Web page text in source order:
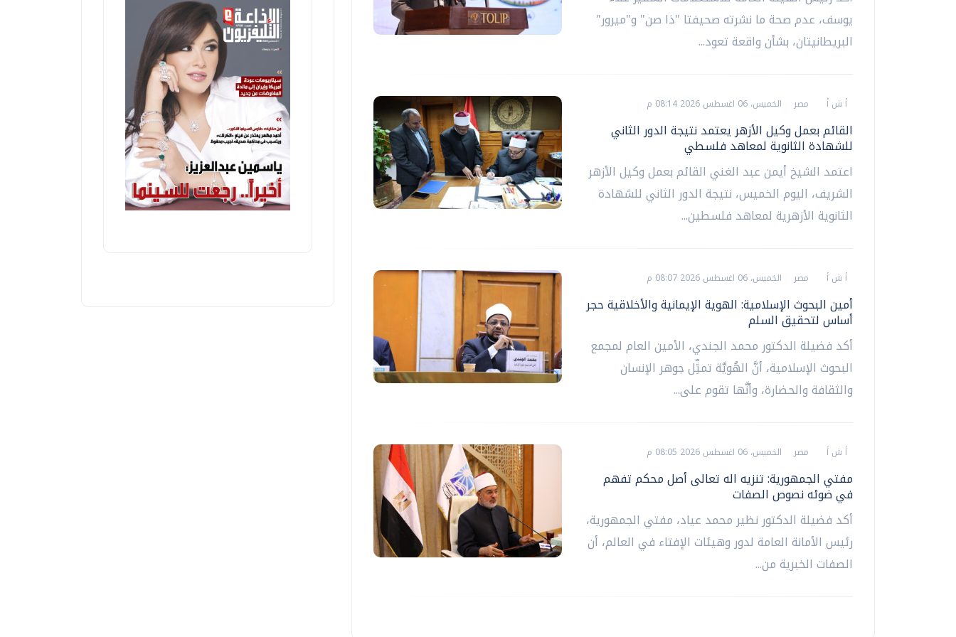
يوسف، عدم صحة ما نشرته صحيفتا "ذا صن" و"ميرور"
البريطانيتان، بشأن واقعة تعود...
أ ش أ مصر الخميس، 06 اغسطس 2026 08:14 م
القائم بعمل وكيل الأزهر يعتمد نتيجة الدور الثاني
للشهادة الثانوية لمعاهد فلسطي
اعتمد الشيخ أيمن عبد الغني القائم بعمل وكيل الأزهر
الشريف، اليوم الخميس، نتيجة الدور الثاني للشهادة
الثانوية الأزهرية لمعاهد فلسطين...
أ ش أ مصر الخميس، 06 اغسطس 2026 08:07 م
أمين البحوث الإسلامية: الهوية الإيمانية والأخلاقية حجر
أساس لتحقيق السلم
أكد فضيلة الدكتور محمد الجندي، الأمين العام لمجمع
البحوث الإسلامية، أنَّ الهُويَّة تمثِّل جوهر الإنسان
والثقافة والحضارة، وأنَّها تقوم على...
أ ش أ مصر الخميس، 06 اغسطس 2026 08:05 م
مفتي الجمهورية: تنزيه اله تعالى أصل محكم تفهم
في ضوئه نصوص الصفات
أكد فضيلة الدكتور نظير محمد عياد، مفتي الجمهورية،
رئيس الأمانة العامة لدور وهيئات الإفتاء في العالم، أن
الصفات الخبرية من...